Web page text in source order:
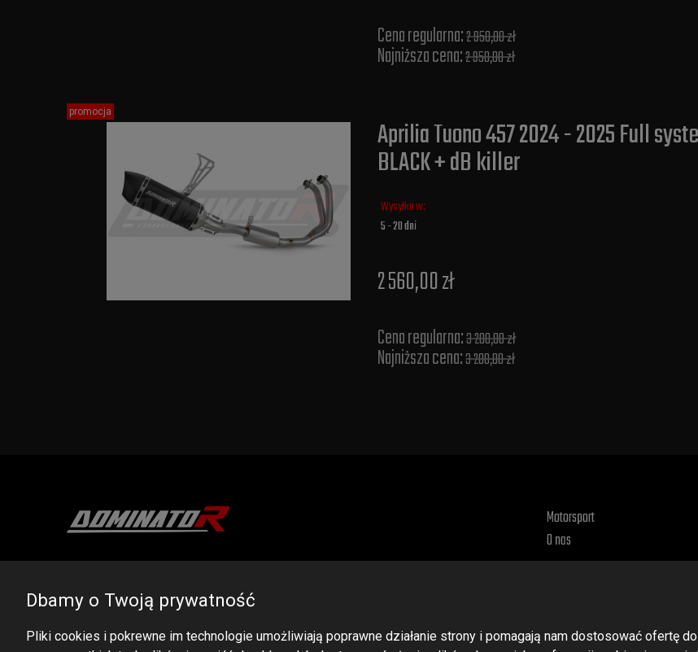
Cena regularna:2 950,00 zł
Najniższa cena:2 950,00 zł
Aprilia Tuono 457 2024 - 2025 Full
BLACK + dB killer
Wysyłka w:
5 - 20 dni
2 560,00 zł
Cena regularna:3 200,00 zł
Najniższa cena:3 200,00 zł
promocja
Ludowa 59, 43-514 Kaniów, POLAND
Motorsport
O nas
Dbamy o Twoją prywatność
Pliki cookies i pokrewne im technologie umożliwiają poprawne działanie strony i pomagają nam dostosować ofertę